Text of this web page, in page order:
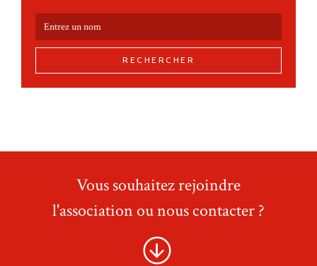
RECHERCHER
Vous souhaitez rejoindre
l'association ou nous contacter ?